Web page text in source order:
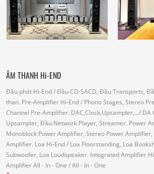
ÂM THANH Hi-END
Đầu phát Hi-End/ Đầu CD-SACD, Đầu Transports,
than. Pre-Amplifier Hi-End/ Phono Stages, Stereo
Channel Pre-Amplifier. DAC,Clock,Upsampler,.../ DA
Upsampler, Đầu Network Player, Streamer. Power
Monoblock Power Amplifier, Stereo Power
Amplifier. Loa Hi-End/ Loa Floorstanding, Loa
Subwoofer, Loa Loudspeaker. Integrated Amplifier
AmplifierAll - In - One / All - In - One